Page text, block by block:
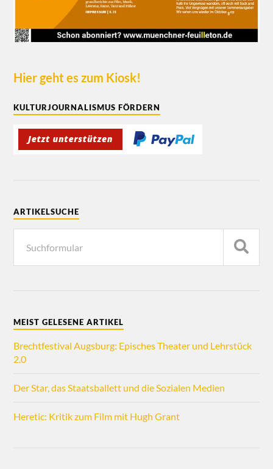
Hier geht es zum Kiosk!
KULTURJOURNALISMUS FÖRDERN
ARTIKELSUCHE
MEIST GELESENE ARTIKEL
Brechtfestival Augsburg: Episches Theater und Lehrstück
2.0
Der Star, das Staatsballett und die Sozialen Medien
Heretic: Kritik zum Film mit Hugh Grant